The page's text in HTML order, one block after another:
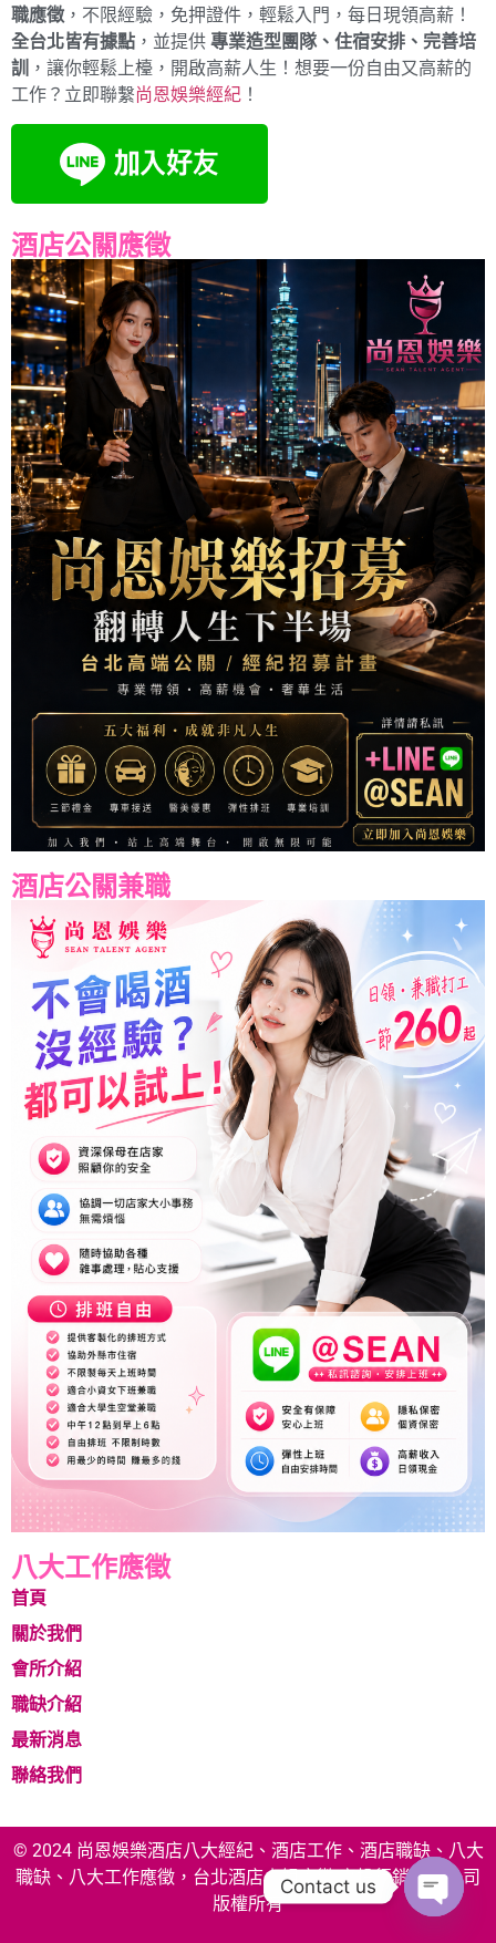
職應徵 ，不限經驗，免押證件，輕鬆入門，每日現領高薪！
全台北皆有據點 ，並提供 專業造型團隊、住宿安排、完善培
訓
，讓你輕鬆上檯，開啟高薪人生！想要一份自由又高薪的
工作？立即聯繫尚恩娛樂經紀 ！
酒店公關應徵
酒店公關兼職
八大工作應徵
首頁
關於我們
會所介紹
職缺介紹
最新消息
聯絡我們
© 2024 尚恩娛樂酒店八大經紀、酒店工作、酒店職缺、八大
職缺、八大工作應徵，台北酒店小姐應徵 享投行銷有限公司
版權所有
Contact us